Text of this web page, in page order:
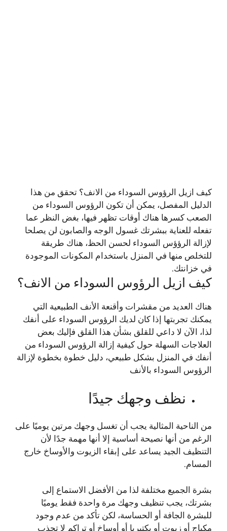
كيف ازيل الرؤوس السوداء من الانف؟ تحقق من هذا
الدليل المفصل، يمكن أن تكون الرؤوس السوداء من
الصعب كسرها هناك أوقات تظهر فيها، بغض النظر عما
تفعله للعناية ببشرتك غسول الوجه والصابون لن يصلحا
لإزالة الرؤؤس السوداء لحسن الحظ، هناك طريقة
للتخلص منها في المنزل باستخدام المكونات الموجودة
في خزانتك.
كيف ازيل الرؤوس السوداء من الانف؟
هناك العديد من مقشرات وأقنعة الأنف الطبيعية التي
يمكنك تجربتها إذا كان لديك الرؤوس السوداء على أنفك
لذا، الآن لا داعي للقلق بشأن هذا القلق فإليك بعض
العلاجات السهلة حول كيفية إزالة الرؤوس السوداء من
أنفك في المنزل بشكل طبيعي، دليل خطوة بخطوة لإزالة
الرؤوس السوداء بالأنف
نظف وجهك جيدًا
من الناحية المثالية يجب أن تغسل وجهك مرتين يوميًا على
الرغم من أنها نصيحة أساسية إلا أنها مهمة جدًا لأن
التنظيف الجيد يساعد على إبقاء الزيوت والأوساخ خارج
المسام.
بشرة الجميع مختلفة لذا من الأفضل الاستماع إلى
بشرتك، يجب تنظيف وجهك مرة واحدة فقط يوميًا
للبشرة الجافة أو الحساسة، لكن تأكد من عدم وجود
مكياج أو زيوت أو بكتيريا أو أوساخ أو تراكم لا تجذب